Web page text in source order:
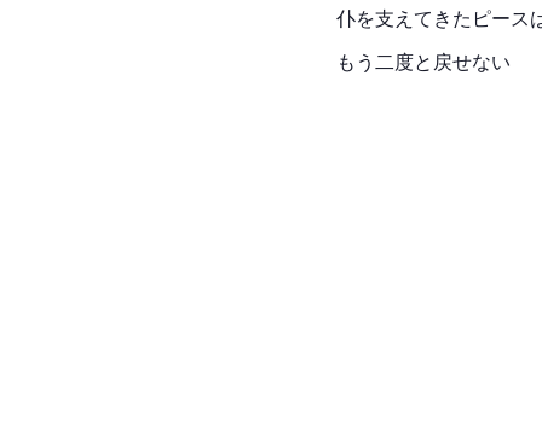
仆を支えてきたピース
もう二度と戻せない